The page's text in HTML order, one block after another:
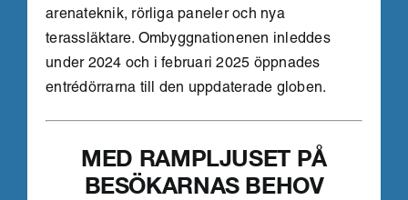
arenateknik, rörliga paneler och nya
terassläktare. Ombyggnationenen inleddes
under 2024 och i februari 2025 öppnades
entrédörrarna till den uppdaterade globen.
MED RAMPLJUSET PÅ
BESÖKARNAS BEHOV